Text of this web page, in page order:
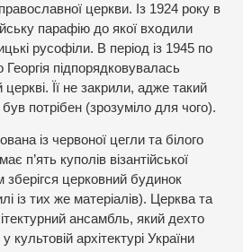
церкви. Із 1924 року в
парафію до якої входили
русофіли. В період із 1945 по
підпорядковувалась
церкві. Її не закрили, адже такий
був потрібен (зрозуміло для чого).
із червоної цегли та білого
п’ять куполів візантійської
церковний будинок
із тих же матеріалів). Церква та
ансамбль, який дехто
архітектурі України